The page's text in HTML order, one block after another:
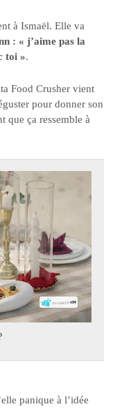
à Ismaël. Elle va
: « j’aime pas la
toi ».
Food Crusher vient
pour donner son
que ça ressemble à
panique à l’idée